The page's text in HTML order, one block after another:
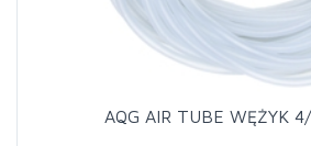
AQG AIR TUBE WĘŻYK